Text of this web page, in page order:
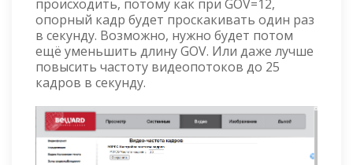
происходить, потому как при GOV=12,
опорный кадр будет проскакивать один раз
в секунду. Возможно, нужно будет потом
ещё уменьшить длину GOV. Или даже лучше
повысить частоту видеопотоков до 25
кадров в секунду.